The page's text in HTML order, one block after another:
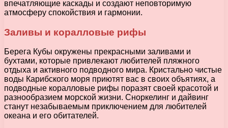
впечатляющие каскады и создают неповторимую
атмосферу спокойствия и гармонии.
Заливы и коралловые рифы
Берега Кубы окружены прекрасными заливами и
бухтами, которые привлекают любителей пляжного
отдыха и активного подводного мира. Кристально чистые
воды Карибского моря приютят вас в своих объятиях, а
подводные коралловые рифы поразят своей красотой и
разнообразием морской жизни. Сноркелинг и дайвинг
станут незабываемым приключением для любителей
океана и его обитателей.